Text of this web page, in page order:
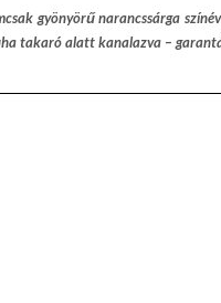
gyönyörű narancssárga
takaró alatt kanalazva –